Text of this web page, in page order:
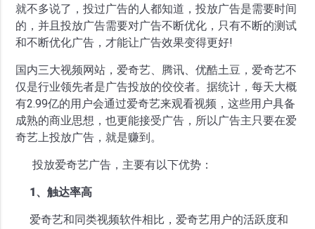
就不多说了，投过广告的人都知道，投放广告是需要时间
的，并且投放广告需要对广告不断优化，只有不断的测试
和不断优化广告，才能让广告效果变得更好!
国内三大视频网站，爱奇艺、腾讯、优酷土豆，爱奇艺不
仅是行业领先者是广告投放的佼佼者。据统计，每天大概
有2.99亿的用户会通过爱奇艺来观看视频，这些用户具备
成熟的商业思想，也更能接受广告，所以广告主只要在爱
奇艺上投放广告，就是赚到。
投放爱奇艺广告，主要有以下优势：
1、触达率高
爱奇艺和同类视频软件相比，爱奇艺用户的活跃度和